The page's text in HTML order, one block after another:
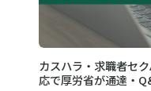
カスハラ・求職者セ
応で厚労省が通達・